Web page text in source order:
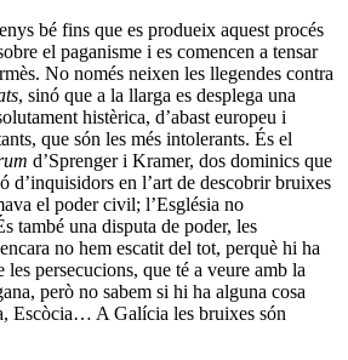
bé fins que es produeix aquest procés
el paganisme i es comencen a tensar
No només neixen les llegendes contra
, sinó que a la llarga es desplega una
histèrica, d’abast europeu i
que són les més intolerants. És el
d’Sprenger i Kramer, dos dominics que
d’inquisidors en l’art de descobrir bruixes
el poder civil; l’Església no
també una disputa de poder, les
no hem escatit del tot, perquè hi ha
les persecucions, que té a veure amb la
però no sabem si hi ha alguna cosa
Escòcia… A Galícia les bruixes són